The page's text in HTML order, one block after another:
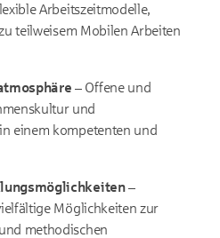
Arbeitszeitmodelle,
teilweisem Mobilen Arbeiten
–Offene und
und
einem kompetenten und
–
Möglichkeiten zur
methodischen